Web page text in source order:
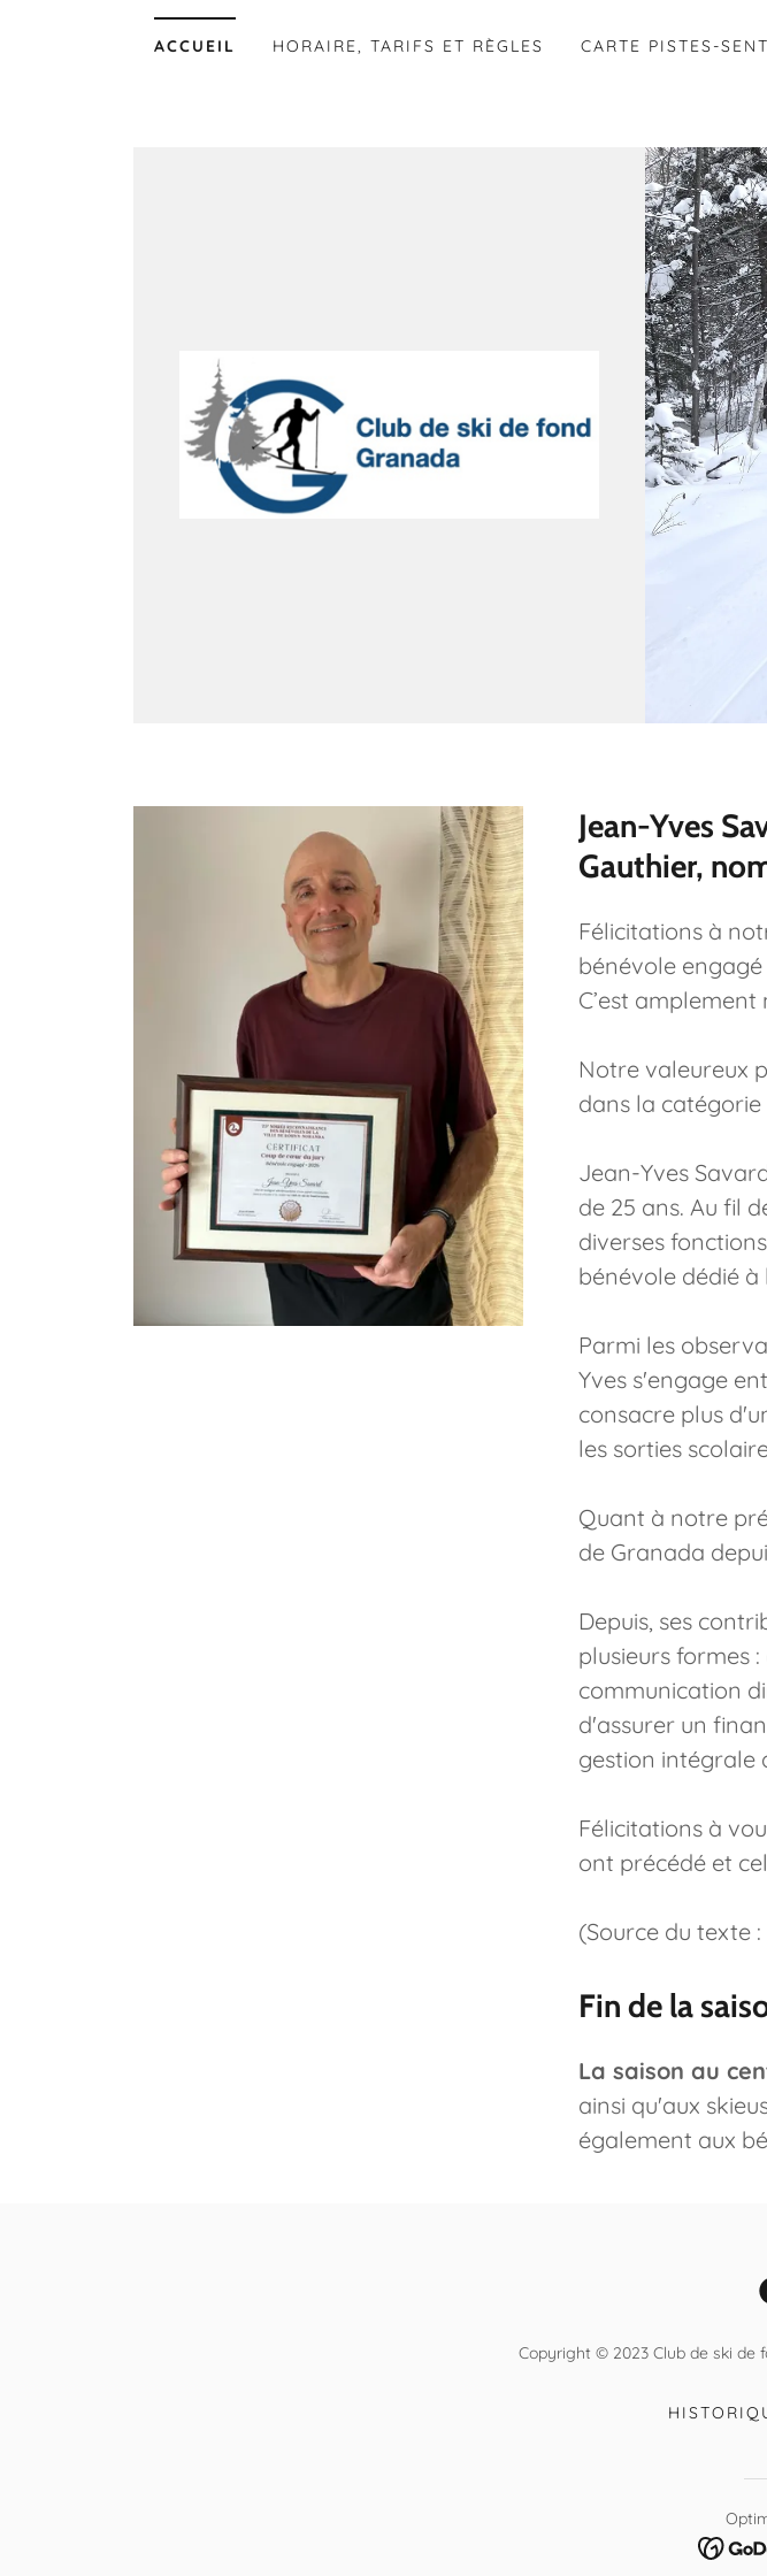
ACCUEIL HORAIRE, TARIFS ET RÈGLES CARTE PISTES-
Jean-Yves
Gauthier,
Félicitations à
bénévole engagé
C’est amplement
Notre valeureux
dans la
Jean-Yves
de 25 ans. Au fil
diverses
bénévole dédié à
Parmi les
Yves s'engage
consacre plus
les sorties
Quant à notre
de Granada
Depuis, ses
plusieurs formes
communication
d'assurer un
gestion intégrale
Félicitations à
ont précédé et
(Source du texte
Fin de la
La saison au
ainsi qu'aux
également aux
Copyright © 2023 Club de ski de